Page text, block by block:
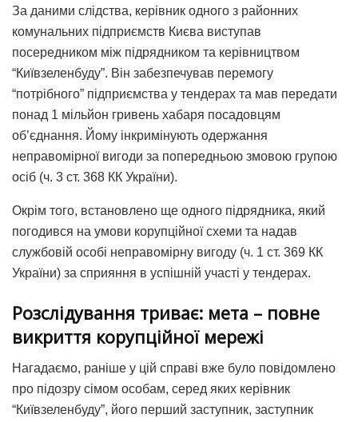
За даними слідства, керівник одного з районних
комунальних підприємств Києва виступав
посередником між підрядником та керівництвом
“Київзеленбуду”. Він забезпечував перемогу
“потрібного” підприємства у тендерах та мав передати
понад 1 мільйон гривень хабаря посадовцям
об’єднання. Йому інкримінують одержання
неправомірної вигоди за попередньою змовою групою
осіб (ч. 3 ст. 368 КК України).
Окрім того, встановлено ще одного підрядника, який
погодився на умови корупційної схеми та надав
службовій особі неправомірну вигоду (ч. 1 ст. 369 КК
України) за сприяння в успішній участі у тендерах.
Розслідування триває: мета – повне
викриття корупційної мережі
Нагадаємо, раніше у цій справі вже було повідомлено
про підозру сімом особам, серед яких керівник
“Київзеленбуду”, його перший заступник, заступник